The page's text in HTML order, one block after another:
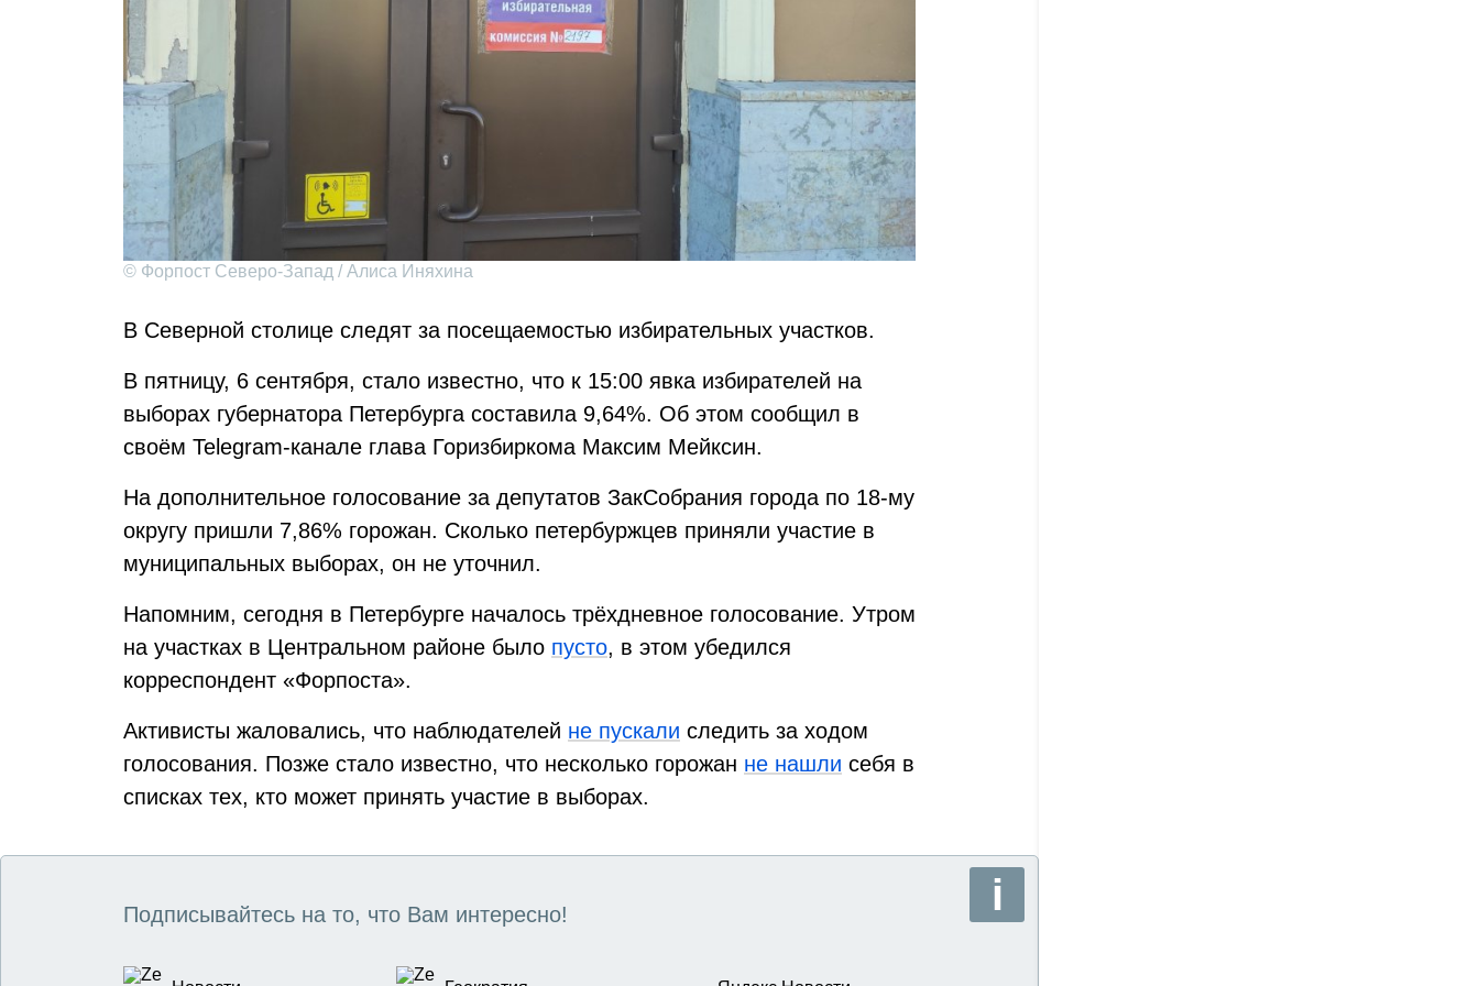
© Форпост Северо-Запад / Алиса Иняхина
В Северной столице следят за посещаемостью избирательных участков.
В пятницу, 6 сентября, стало известно, что к 15:00 явка избирателей на
выборах губернатора Петербурга составила 9,64%. Об этом сообщил в
своём Telegram-канале глава Горизбиркома Максим Мейксин.
На дополнительное голосование за депутатов ЗакСобрания города по 18-му
округу пришли 7,86% горожан. Сколько петербуржцев приняли участие в
муниципальных выборах, он не уточнил.
Напомним, сегодня в Петербурге началось трёхдневное голосование. Утром
на участках в Центральном районе было пусто, в этом убедился
корреспондент «Форпоста».
Активисты жаловались, что наблюдателей не пускали следить за ходом
голосования. Позже стало известно, что несколько горожан не нашли себя в
списках тех, кто может принять участие в выборах.
Подписывайтесь на то, что Вам интересно!